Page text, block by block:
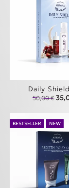
Daily
50,00€
BESTSELLER NEW